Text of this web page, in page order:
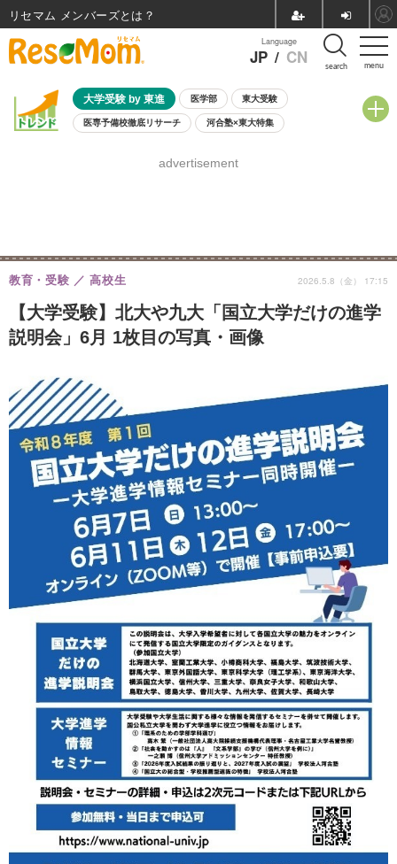
menu
Language
JP / CN search
大学受験 by 東進 医学部 東大受験
医専予備校徹底リサーチ 河合塾×東大特集
8月開催学校説明会・相談会
advertisement
【大学受験】北大や九大「国立大学だけの進学
説明会」6月 1枚目の写真・画像
教育・受験 高校生 2026.5.8（金） 17:15
リセマム メンバーズ